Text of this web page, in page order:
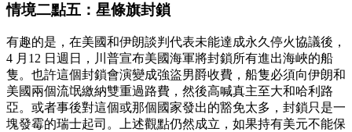
情境二點五：星條旗封鎖
有趣的是，在美國和伊朗談判代表未能達成永久停火協議後，
4 月12 日週日，川普宣布美國海軍將封鎖所有進出海峽的船
隻。也許這個封鎖會演變成強盜男爵收費，船隻必須向伊朗和
美國兩個流氓繳納雙重過路費，然後高喊真主至大和哈利路
亞。或者事後對這個或那個國家發出的豁免太多，封鎖只是一
塊發霉的瑞士起司。上述觀點仍然成立，如果持有美元不能保